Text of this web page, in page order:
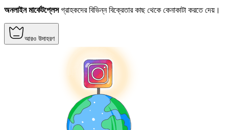
অনলাইন মার্কেটপ্লেসগ্রাহকদের বিভিন্ন বিক্রেতার কাছ থেকে কেনাকাটা করতে দেয়।
আরও উদাহরণ